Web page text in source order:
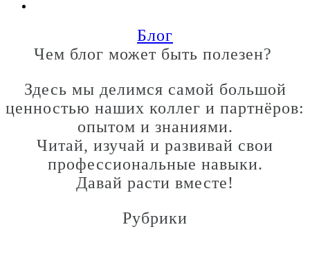
Блог
Чем блог может быть полезен?
Здесь мы делимся самой большой
ценностью наших коллег и партнёров:
опытом и знаниями.
Читай, изучай и развивай свои
профессиональные навыки.
Давай расти вместе!
Рубрики